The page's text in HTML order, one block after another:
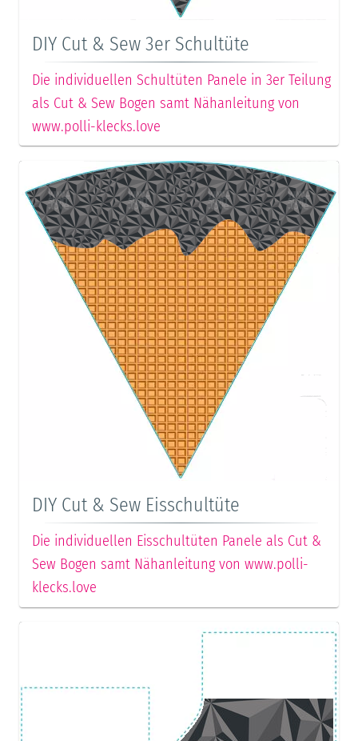
DIY Cut & Sew 3er Schultüte
Die individuellen Schultüten Panele in 3er Teilung
als Cut & Sew Bogen samt Nähanleitung von
www.polli-klecks.love
DIY Cut & Sew Eisschultüte
Die individuellen Eisschultüten Panele als Cut &
Sew Bogen samt Nähanleitung von www.polli-
klecks.love